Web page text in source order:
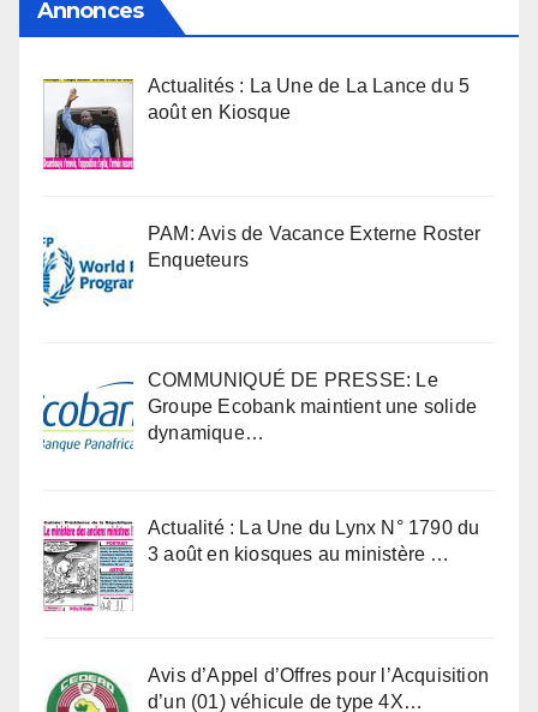
Annonces
Actualités : La Une de La Lance du 5
août en Kiosque
PAM: Avis de Vacance Externe Roster
Enqueteurs
COMMUNIQUÉ DE PRESSE: Le
Groupe Ecobank maintient une solide
dynamique…
Actualité : La Une du Lynx N° 1790 du
3 août en kiosques au ministère …
Avis d’Appel d’Offres pour l’Acquisition
d’un (01) véhicule de type 4X…